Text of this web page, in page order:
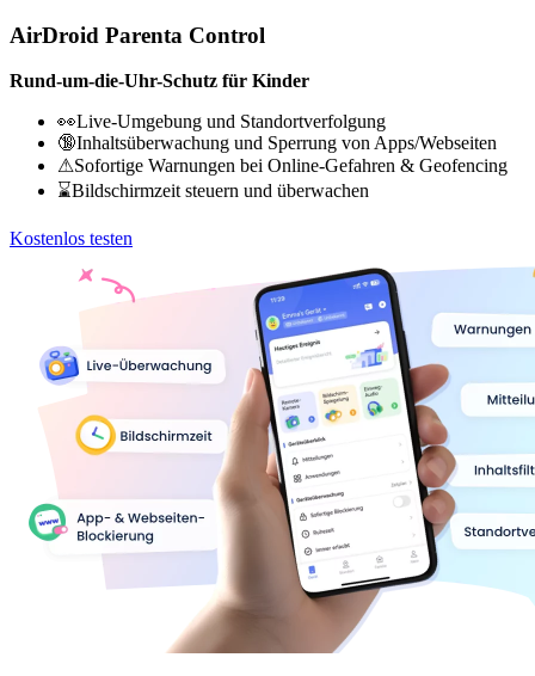
AirDroid Parenta Control
Rund-um-die-Uhr-Schutz für Kinder
👀Live-Umgebung und Standortverfolgung
🔞Inhaltsüberwachung und Sperrung von Apps/Webseiten
⚠Sofortige Warnungen bei Online-Gefahren & Geofencing
⌛Bildschirmzeit steuern und überwachen
Kostenlos testen